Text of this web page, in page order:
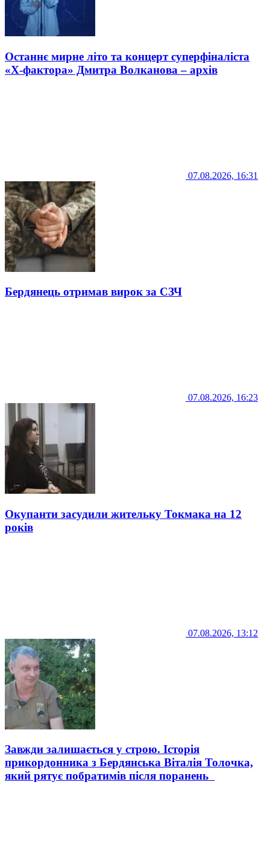
Останнє мирне літо та концерт суперфіналіста
«Х-фактора» Дмитра Волканова – архів
07.08.2026, 16:31
Бердянець отримав вирок за СЗЧ
07.08.2026, 16:23
Окупанти засудили жительку Токмака на 12
років
07.08.2026, 13:12
Завжди залишається у строю. Історія
прикордонника з Бердянська Віталія Толочка,
який рятує побратимів після поранень